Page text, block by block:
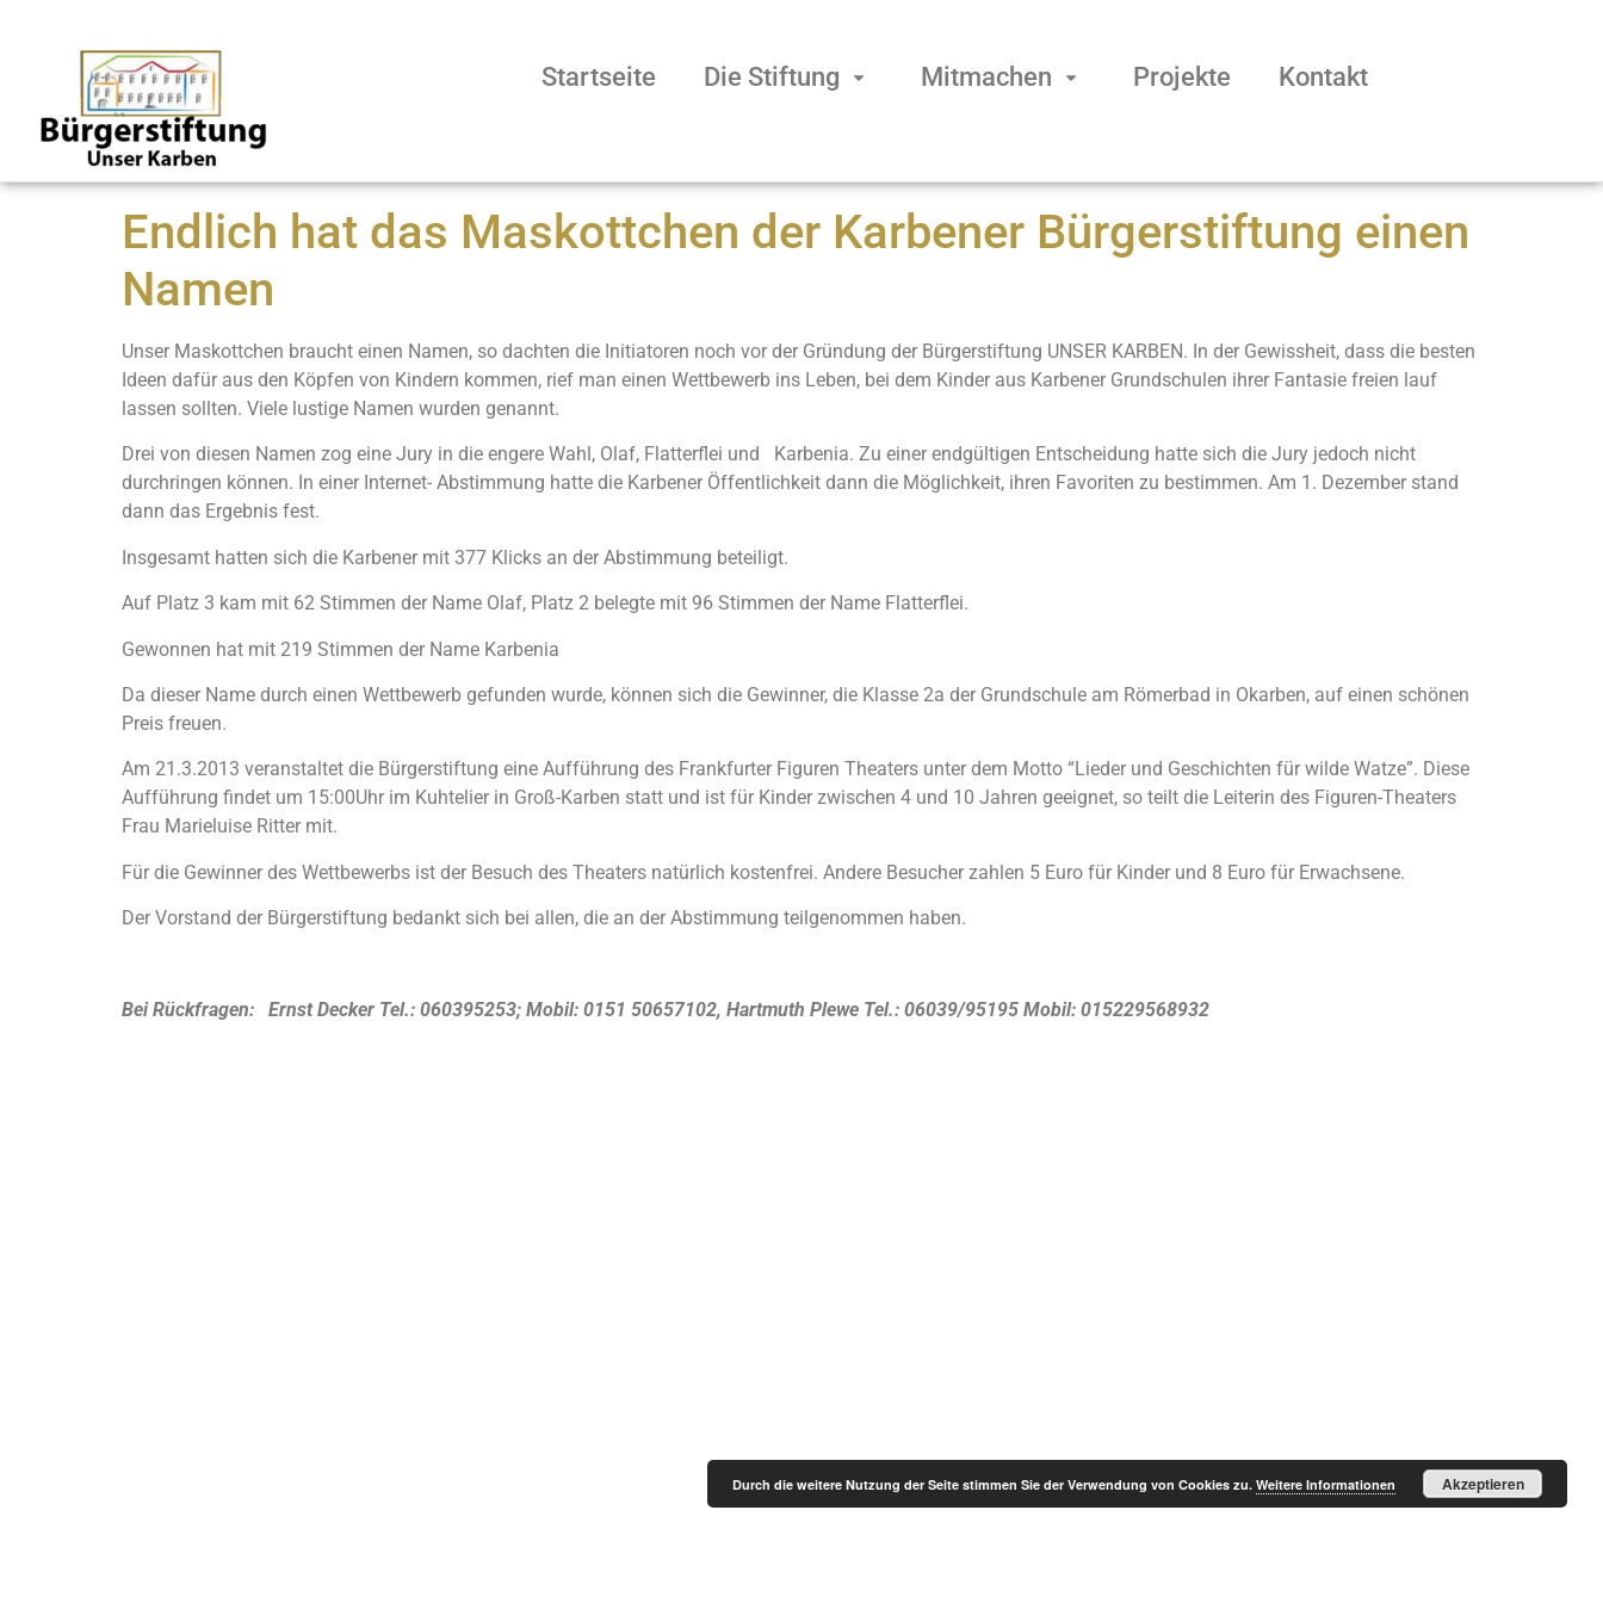
Startseite Die Stiftung Mitmachen Projekte Kontakt
Endlich hat das Maskottchen der Karbener Bürgerstiftung einen
Namen
Unser Maskottchen braucht einen Namen, so dachten die Initiatoren noch vor der Gründung der Bürgerstiftung UNSER KARBEN. In der Gewissheit, dass die besten
Ideen dafür aus den Köpfen von Kindern kommen, rief man einen Wettbewerb ins Leben, bei dem Kinder aus Karbener Grundschulen ihrer Fantasie freien lauf
lassen sollten. Viele lustige Namen wurden genannt.
Drei von diesen Namen zog eine Jury in die engere Wahl, Olaf, Flatterflei und Karbenia. Zu einer endgültigen Entscheidung hatte sich die Jury jedoch nicht
durchringen können. In einer Internet- Abstimmung hatte die Karbener Öffentlichkeit dann die Möglichkeit, ihren Favoriten zu bestimmen. Am 1. Dezember stand
dann das Ergebnis fest.
Insgesamt hatten sich die Karbener mit 377 Klicks an der Abstimmung beteiligt.
Auf Platz 3 kam mit 62 Stimmen der Name Olaf, Platz 2 belegte mit 96 Stimmen der Name Flatterflei.
Gewonnen hat mit 219 Stimmen der Name Karbenia
Da dieser Name durch einen Wettbewerb gefunden wurde, können sich die Gewinner, die Klasse 2a der Grundschule am Römerbad in Okarben, auf einen schönen
Preis freuen.
Am 21.3.2013 veranstaltet die Bürgerstiftung eine Aufführung des Frankfurter Figuren Theaters unter dem Motto “Lieder und Geschichten für wilde Watze”. Diese
Aufführung findet um 15:00Uhr im Kuhtelier in Groß-Karben statt und ist für Kinder zwischen 4 und 10 Jahren geeignet, so teilt die Leiterin des Figuren-Theaters
Frau Marieluise Ritter mit.
Für die Gewinner des Wettbewerbs ist der Besuch des Theaters natürlich kostenfrei. Andere Besucher zahlen 5 Euro für Kinder und 8 Euro für Erwachsene.
Der Vorstand der Bürgerstiftung bedankt sich bei allen, die an der Abstimmung teilgenommen haben.
Bei Rückfragen: Ernst Decker Tel.: 060395253; Mobil: 0151 50657102, Hartmuth Plewe Tel.: 06039/95195 Mobil: 015229568932
Durch die weitere Nutzung der Seite stimmen Sie der Verwendung von Cookies zu. Weitere Informationen Akzeptieren